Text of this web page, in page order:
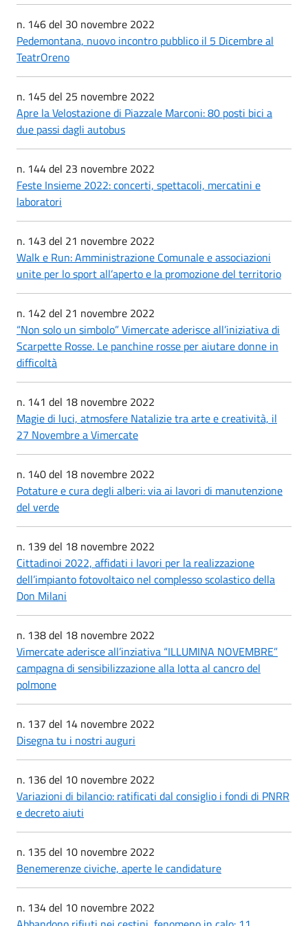
n. 146 del 30 novembre 2022
Pedemontana, nuovo incontro pubblico il 5 Dicembre al
TeatrOreno
n. 145 del 25 novembre 2022
Apre la Velostazione di Piazzale Marconi: 80 posti bici a
due passi dagli autobus
n. 144 del 23 novembre 2022
Feste Insieme 2022: concerti, spettacoli, mercatini e
laboratori
n. 143 del 21 novembre 2022
Walk e Run: Amministrazione Comunale e associazioni
unite per lo sport all’aperto e la promozione del territorio
n. 142 del 21 novembre 2022
“Non solo un simbolo” Vimercate aderisce all’iniziativa di
Scarpette Rosse. Le panchine rosse per aiutare donne in
difficoltà
n. 141 del 18 novembre 2022
Magie di luci, atmosfere Natalizie tra arte e creatività, il
27 Novembre a Vimercate
n. 140 del 18 novembre 2022
Potature e cura degli alberi: via ai lavori di manutenzione
del verde
n. 139 del 18 novembre 2022
Cittadinoi 2022, affidati i lavori per la realizzazione
dell’impianto fotovoltaico nel complesso scolastico della
Don Milani
n. 138 del 18 novembre 2022
Vimercate aderisce all’inziativa “ILLUMINA NOVEMBRE”
campagna di sensibilizzazione alla lotta al cancro del
polmone
n. 137 del 14 novembre 2022
Disegna tu i nostri auguri
n. 136 del 10 novembre 2022
Variazioni di bilancio: ratificati dal consiglio i fondi di PNRR
e decreto aiuti
n. 135 del 10 novembre 2022
Benemerenze civiche, aperte le candidature
n. 134 del 10 novembre 2022